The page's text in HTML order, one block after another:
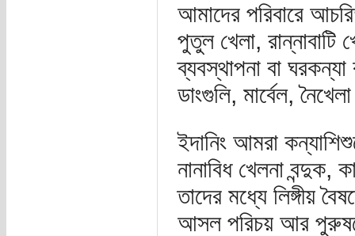
আমাদের পরিবারে
পুতুল খেলা, রান্নাবাটি
ব্যবস্থাপনা বা
ডাংগুলি, মার্বেল,
ইদানিং আমরা
নানাবিধ খেলনা বন্দুক,
তাদের মধ্যে লিঙ্গীয়
আসল পরিচয় আর